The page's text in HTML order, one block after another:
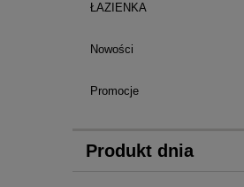
ŁAZIENKA
Nowości
Promocje
Produkt dnia